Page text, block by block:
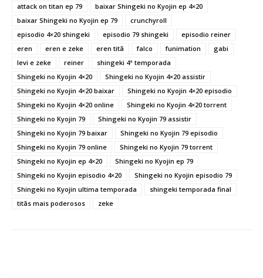
attack on titan ep 79
baixar Shingeki no Kyojin ep 4×20
baixar Shingeki no Kyojin ep 79
crunchyroll
episodio 4×20 shingeki
episodio 79 shingeki
episodio reiner
eren
eren e zeke eren titã falco funimation
gabi
levi e zeke
reiner
shingeki 4ª temporada
Shingeki no Kyojin 4×20
Shingeki no Kyojin 4×20 assistir
Shingeki no Kyojin 4×20 baixar
Shingeki no Kyojin 4×20 episodio
Shingeki no Kyojin 4×20 online
Shingeki no Kyojin 4×20 torrent
Shingeki no Kyojin 79
Shingeki no Kyojin 79 assistir
Shingeki no Kyojin 79 baixar
Shingeki no Kyojin 79 episodio
Shingeki no Kyojin 79 online
Shingeki no Kyojin 79 torrent
Shingeki no Kyojin ep 4×20
Shingeki no Kyojin ep 79
Shingeki no Kyojin episodio 4×20
Shingeki no Kyojin episodio 79
Shingeki no Kyojin ultima temporada
shingeki temporada final
titãs mais poderosos
zeke